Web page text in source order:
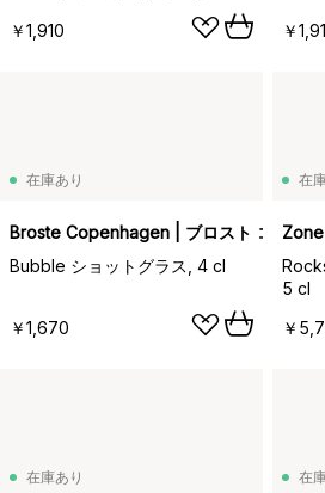
￥1,910 ￥
在庫あり
Broste Copenhagen | ブロスト コペン
Bubble ショットグラス, 4 cl
￥1,670
在
5 cl
￥
在庫あり 在